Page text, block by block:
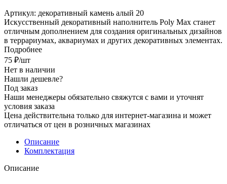
Артикул: декоративный камень алый 20
Искусственный декоративный наполнитель Poly Max станет
отличным дополнением для создания оригинальных дизайнов
в террариумах, аквариумах и других декоративных элементах.
Подробнее
75 ₽/шт
Нет в наличии
Нашли дешевле?
Под заказ
Наши менеджеры обязательно свяжутся с вами и уточнят
условия заказа
Цена действительна только для интернет-магазина и может
отличаться от цен в розничных магазинах
Описание
Комплектация
Описание